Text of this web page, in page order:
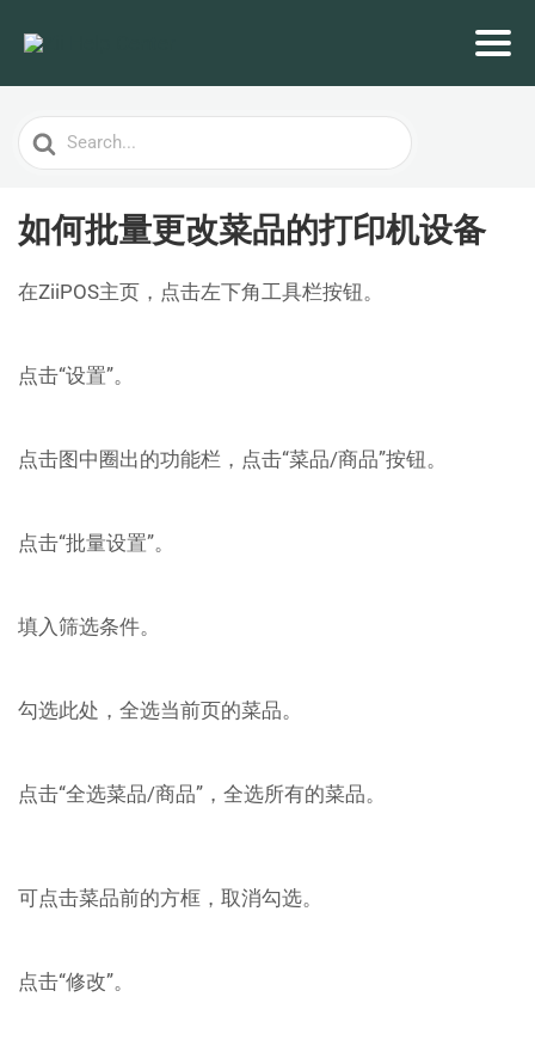
Search
For
如何批量更改菜品的打印机设备
在ZiiPOS主页，点击左下角工具栏按钮。
点击“设置”。
点击图中圈出的功能栏，点击“菜品/商品”按钮。
点击“批量设置”。
填入筛选条件。
勾选此处，全选当前页的菜品。
点击“全选菜品/商品”，全选所有的菜品。
可点击菜品前的方框，取消勾选。
点击“修改”。